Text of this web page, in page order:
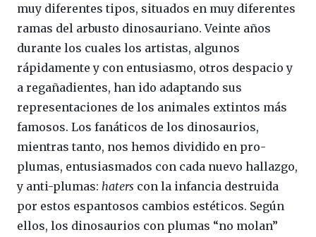
muy diferentes tipos, situados en muy diferentes
ramas del arbusto dinosauriano. Veinte años
durante los cuales los artistas, algunos
rápidamente y con entusiasmo, otros despacio y
a regañadientes, han ido adaptando sus
representaciones de los animales extintos más
famosos. Los fanáticos de los dinosaurios,
mientras tanto, nos hemos dividido en pro-
plumas, entusiasmados con cada nuevo hallazgo,
y anti-plumas: haters con la infancia destruida
por estos espantosos cambios estéticos. Según
ellos, los dinosaurios con plumas “no molan”